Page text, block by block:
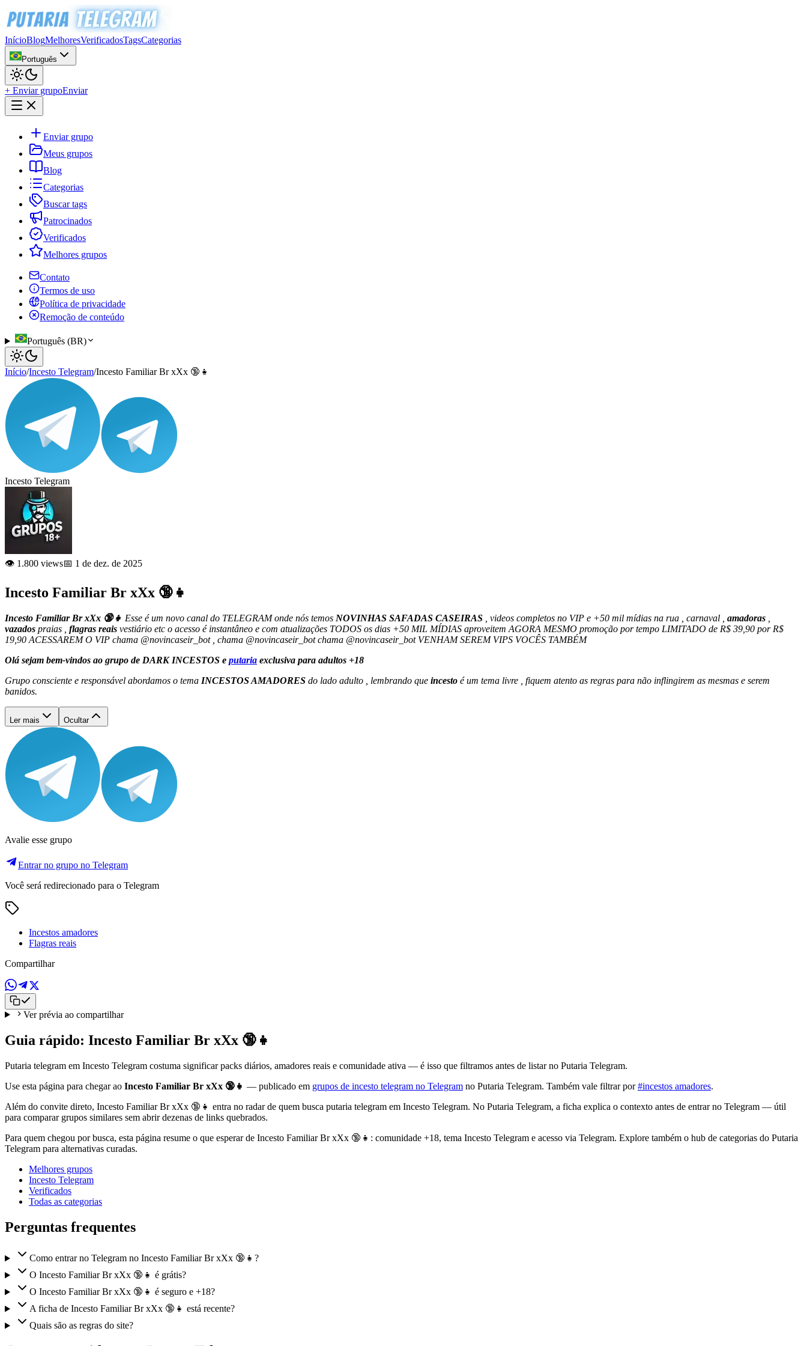
InícioBlogMelhoresVerificadosTagsCategorias
Português
+ Enviar grupoEnviar
Enviar grupo
Meus grupos
Blog
Categorias
Buscar tags
Patrocinados
Verificados
Melhores grupos
Contato
Termos de uso
Política de privacidade
Remoção de conteúdo
Português (BR)
Início/Incesto Telegram/Incesto Familiar Br xXx 🔞👧
Incesto Telegram
👁️ 1.800 views📅 1 de dez. de 2025
Incesto Familiar Br xXx 🔞👧
Incesto Familiar Br xXx 🔞👧 Esse é um novo canal do TELEGRAM onde nós temos NOVINHAS SAFADAS CASEIRAS , videos completos no VIP e +50 mil mídias na rua , carnaval , amadoras
vazados praias , flagras reais vestiário etc o acesso é instantâneo e com atualizações TODOS os dias +50 MIL MÍDIAS aproveitem AGORA MESMO promoção por tempo LIMITADO de R$ 39,90 por R$
19,90 ACESSAREM O VIP chama @novincaseir_bot , chama @novincaseir_bot chama @novincaseir_bot VENHAM SEREM VIPS VOCÊS TAMBÉM
Olá sejam bem-vindos ao grupo de DARK INCESTOS e putaria exclusiva para adultos +18
Grupo consciente e responsável abordamos o tema INCESTOS AMADORES do lado adulto , lembrando que incesto é um tema livre , fiquem atento as regras para não inflingirem as mesmas e serem
banidos.
Ler mais Ocultar
Avalie esse grupo
Entrar no grupo no Telegram
Você será redirecionado para o Telegram
Incestos amadores
Flagras reais
Compartilhar
Ver prévia ao compartilhar
Guia rápido: Incesto Familiar Br xXx 🔞👧
Putaria telegram em Incesto Telegram costuma significar packs diários, amadores reais e comunidade ativa — é isso que filtramos antes de listar no Putaria Telegram.
Use esta página para chegar ao Incesto Familiar Br xXx 🔞👧 — publicado em grupos de incesto telegram no Telegram no Putaria Telegram. Também vale filtrar por#incestos amadores.
Além do convite direto, Incesto Familiar Br xXx 🔞👧 entra no radar de quem busca putaria telegram em Incesto Telegram. No Putaria Telegram, a ficha explica o contexto antes de entrar no Telegram — útil
para comparar grupos similares sem abrir dezenas de links quebrados.
Para quem chegou por busca, esta página resume o que esperar de Incesto Familiar Br xXx 🔞👧: comunidade +18, tema Incesto Telegram e acesso via Telegram. Explore também o hub de categorias do Putaria
Telegram para alternativas curadas.
Melhores grupos
Incesto Telegram
Verificados
Todas as categorias
Perguntas frequentes
Como entrar no Telegram no Incesto Familiar Br xXx 🔞👧?
O Incesto Familiar Br xXx 🔞👧 é grátis?
O Incesto Familiar Br xXx 🔞👧 é seguro e +18?
A ficha de Incesto Familiar Br xXx 🔞👧 está recente?
Quais são as regras do site?